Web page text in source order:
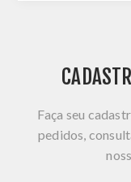
Faça seu
pedidos,